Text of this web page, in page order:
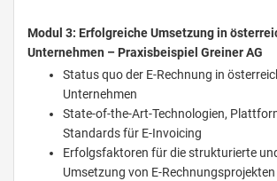
Modul 3: Erfolgreiche Umsetzung in
Unternehmen – Praxisbeispiel Greiner AG
Status quo der E-Rechnung in
Unternehmen
State-of-the-Art-Technologien,
Standards für E-Invoicing
Erfolgsfaktoren für die strukturierte
Umsetzung von E-Rechnungsprojekten